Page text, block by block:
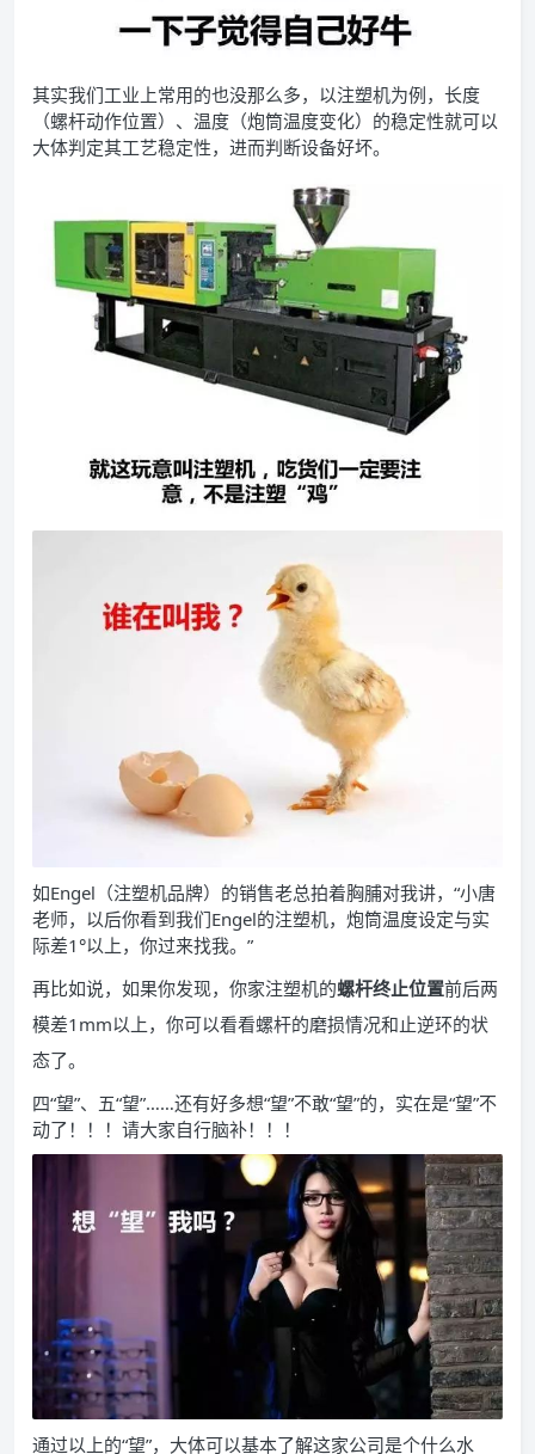
其实我们工业上常用的也没那么多，以注塑机为例，长度
（螺杆动作位置）、温度（炮筒温度变化）的稳定性就可以
大体判定其工艺稳定性，进而判断设备好坏。
如Engel（注塑机品牌）的销售老总拍着胸脯对我讲，“小唐
老师，以后你看到我们Engel的注塑机，炮筒温度设定与实
际差1°以上，你过来找我。”
再比如说，如果你发现，你家注塑机的螺杆终止位置前后两
模差1mm以上，你可以看看螺杆的磨损情况和止逆环的状
态了。
四“望”、五“望”……还有好多想“望”不敢“望”的，实在是“望”不
动了！！！请大家自行脑补！！！
通过以上的“望”，大体可以基本了解这家公司是个什么水